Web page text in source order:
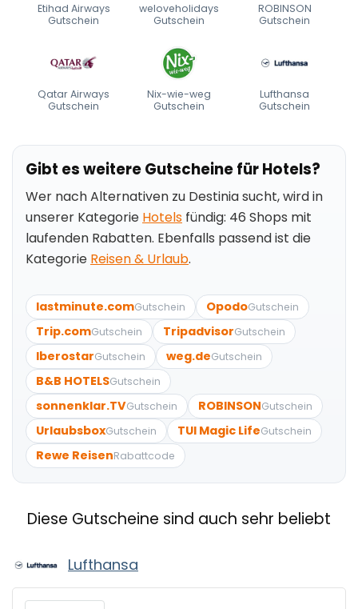
Etihad Airways
Gutschein
weloveholidays
Gutschein
ROBINSON
Gutschein
Qatar Airways
Gutschein
Nix-wie-weg
Gutschein
Lufthansa
Gutschein
Gibt es weitere Gutscheine für Hotels?
Wer nach Alternativen zu Destinia sucht, wird in
unserer Kategorie Hotels fündig: 46 Shops mit
laufenden Rabatten. Ebenfalls passend ist die
Kategorie Reisen & Urlaub.
lastminute.comGutschein OpodoGutschein
Trip.comGutschein TripadvisorGutschein
IberostarGutschein weg.deGutschein
B&B HOTELSGutschein
sonnenklar.TVGutschein ROBINSONGutschein
UrlaubsboxGutschein TUI Magic LifeGutschein
Rewe ReisenRabattcode
Diese Gutscheine sind auch sehr beliebt
Lufthansa